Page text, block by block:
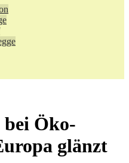
Öko-
glänzt